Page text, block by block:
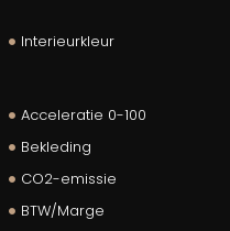
Interieurkleur
Acceleratie 0-100
Bekleding
CO2-emissie
BTW/Marge